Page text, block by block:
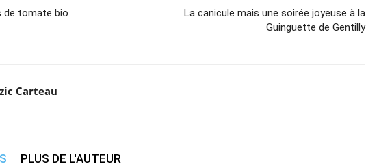
de tomate bio
La canicule mais une soirée joyeuse à la
Guinguette de Gentilly
Carteau
PLUS DE L'AUTEUR